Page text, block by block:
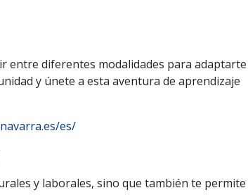
entre diferentes modalidades para adaptarte
y únete a esta aventura de aprendizaje
es/
y laborales, sino que también te permite